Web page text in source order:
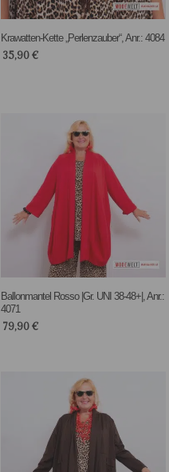
Krawatten-Kette „Perlenzauber“, Anr.: 4084
35,90€
Ballonmantel Rosso |Gr. UNI 38-48+|, Anr.:
4071
79,90€